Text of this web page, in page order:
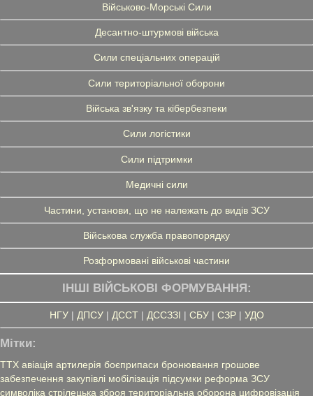
Військово-Морські Сили
Десантно-штурмові війська
Сили спеціальних операцій
Сили територіальної оборони
Війська зв'язку та кібербезпеки
Сили логістики
Сили підтримки
Медичні сили
Частини, установи, що не належать до видів ЗСУ
Військова служба правопорядку
Розформовані військові частини
ІНШІ ВІЙСЬКОВІ ФОРМУВАННЯ:
НГУ| ДПСУ| ДССТ| ДССЗЗІ | СБУ| СЗР| УДО
Мітки:
ТТХ авіація артилерія боєприпаси бронювання грошове
забезпечення закупівлі мобілізація підсумки реформа ЗСУ
символіка стрілецька зброя територіальна оборона цифровізація